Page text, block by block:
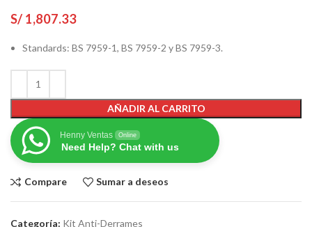
S/ 1,807.33
Standards: BS 7959-1, BS 7959-2 y BS 7959-3.
AÑADIR AL CARRITO
Henny Ventas Online
Need Help? Chat with us
Compare Sumar a deseos
Categoría: Kit Anti-Derrames